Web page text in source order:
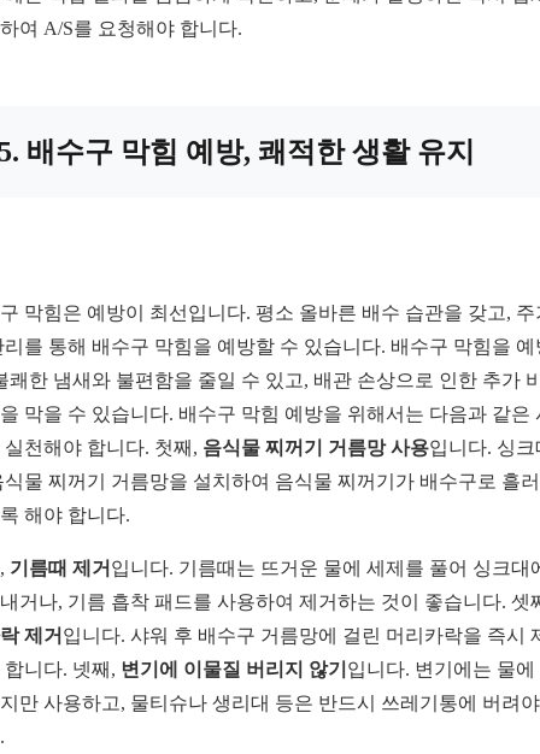
여 A/S를 요청해야 합니다.
배수구 막힘 예방, 쾌적한 생활 유지
막힘은 예방이 최선입니다. 평소 올바른 배수 습관을 갖고, 주
리를 통해 배수구 막힘을 예방할 수 있습니다. 배수구 막힘을 예
쾌한 냄새와 불편함을 줄일 수 있고, 배관 손상으로 인한 추가
막을 수 있습니다. 배수구 막힘 예방을 위해서는 다음과 같은
실천해야 합니다. 첫째, 음식물 찌꺼기 거름망 사용입니다. 싱크
식물 찌꺼기 거름망을 설치하여 음식물 찌꺼기가 배수구로 흘
해야 합니다.
기름때 제거 입니다. 기름때는 뜨거운 물에 세제를 풀어 싱크대
거나, 기름 흡착 패드를 사용하여 제거하는 것이 좋습니다. 셋
제거 입니다. 샤워 후 배수구 거름망에 걸린 머리카락을 즉시
합니다. 넷째, 변기에 이물질 버리지 않기 입니다. 변기에는 물에
만 사용하고, 물티슈나 생리대 등은 반드시 쓰레기통에 버려